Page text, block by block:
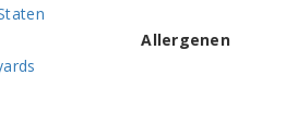
Allergenen